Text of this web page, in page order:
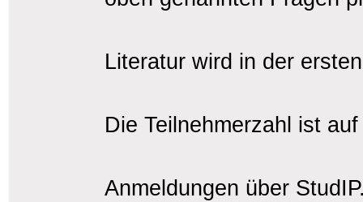
Literatur wird in der
Die Teilnehmerzahl ist
Anmeldungen über